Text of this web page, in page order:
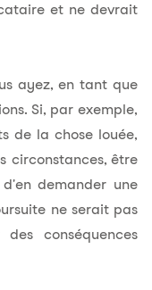
et ne devrait
ayez, en tant que
Si, par exemple,
de la chose louée,
circonstances, être
demander une
ne serait pas
conséquences